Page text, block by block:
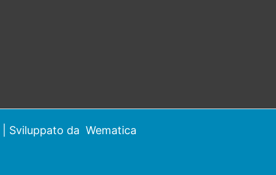
| Sviluppato da Wematica